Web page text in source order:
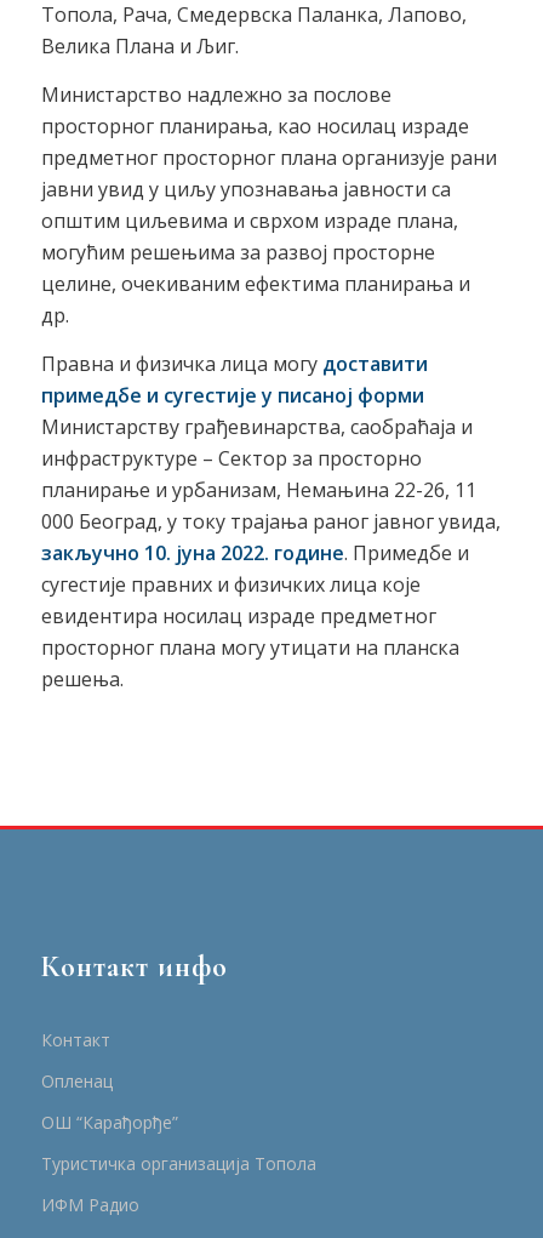
Топола, Рача, Смедервска Паланка, Лапово,
Велика Плана и Љиг.
Министарство надлежно за послове
просторног планирања, као носилац израде
предметног просторног плана организује рани
јавни увид у циљу упознавања јавности са
општим циљевима и сврхом израде плана,
могућим решењима за развој просторне
целине, очекиваним ефектима планирања и
др.
Правна и физичка лица могу доставити
примедбе и сугестије у писаној форми
Министарству грађевинарства, саобраћаја и
инфраструктуре – Сектор за просторно
планирање и урбанизам, Немањина 22-26, 11
000 Београд, у току трајања раног јавног увида,
закључно 10. јуна 2022. године. Примедбе и
сугестије правних и физичких лица које
евидентира носилац израде предметног
просторног плана могу утицати на планска
решења.
Контакт инфо
Контакт
Опленац
ОШ “Карађорђе”
Туристичка организација Топола
ИФМ Радио